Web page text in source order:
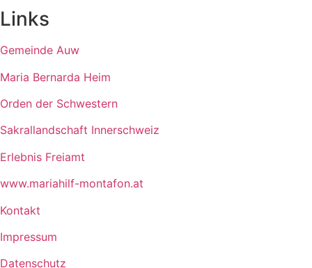
Links
Gemeinde Auw
Maria Bernarda Heim
Orden der Schwestern
Sakrallandschaft Innerschweiz
Erlebnis Freiamt
www.mariahilf-montafon.at
Kontakt
Impressum
Datenschutz